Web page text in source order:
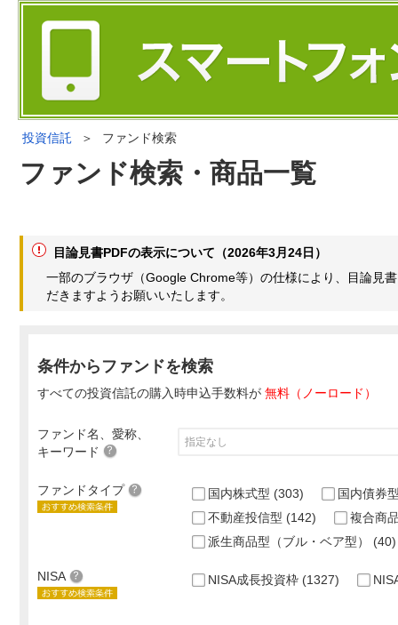
投資信託 ＞ ファンド検索
ファンド検索・商品一覧
目論見書PDFの表示について（2026年3月24日）
一部のブラウザ（Google Chrome等）の仕様により、目論見
だきますようお願いいたします。
条件からファンドを検索
すべての投資信託の購入時申込手数料が 無料（ノーロード）
ファンド名、愛称、
キーワード
ファンドタイプ 国内株式型 (303)
国内債券
不動産投信型 (142)
複合商
派生商品型（ブル・ベア型）
(40)
NISA NISA成長投資枠 (1327)